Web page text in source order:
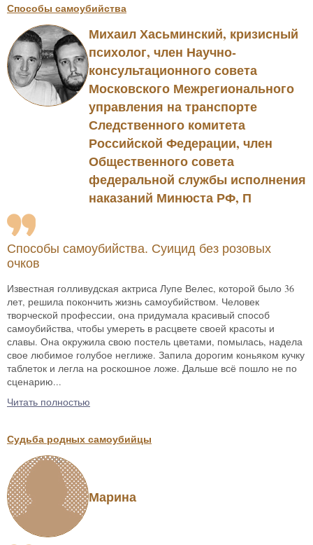
Способы самоубийства
Михаил Хасьминский, кризисный
психолог, член Научно-
консультационного совета
Московского Межрегионального
управления на транспорте
Следственного комитета
Российской Федерации, член
Общественного совета
федеральной службы исполнения
наказаний Минюста РФ, П
Способы самоубийства. Суицид без розовых
очков
Известная голливудская актриса Лупе Велес, которой было 36
лет, решила покончить жизнь самоубийством. Человек
творческой профессии, она придумала красивый способ
самоубийства, чтобы умереть в расцвете своей красоты и
славы. Она окружила свою постель цветами, помылась, надела
свое любимое голубое неглиже. Запила дорогим коньяком кучку
таблеток и легла на роскошное ложе. Дальше всё пошло не по
сценарию...
Читать полностью
Судьба родных самоубийцы
Марина